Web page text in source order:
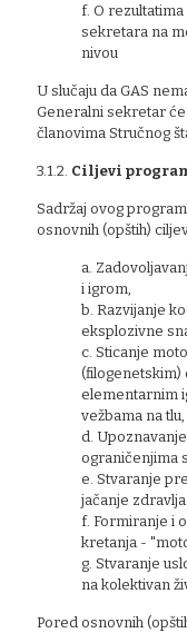
f. O
sekretara na
nivou
U slučaju da GAS
Generalni sekretar
članovima Stručnog
3.1.2. Ciljevi
Sadržaj ovog
osnovnih (opštih)
a.
i igrom,
b. Razvijanje
eksplozivne
c. Sticanje
(filogenetskim)
elementarnim
vežbama na tlu,
d.
ograničenjima
e. Stvaranje
jačanje
f. Formiranje i
kretanja -
g. Stvaranje
na kolektivan
Pored osnovnih